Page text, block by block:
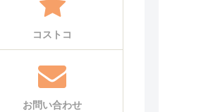
コストコ
お問い合わせ